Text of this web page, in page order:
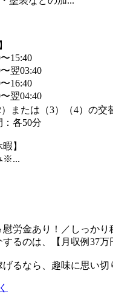
〜15:40
〜翌03:40
〜16:40
〜翌04:40
または（3）（4）の交
各50分
】
※...
慰労金あり！／しっか
するのは、【月収例37
げるなら、趣味に思い